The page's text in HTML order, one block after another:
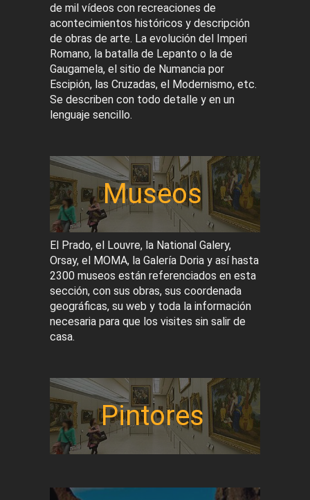
de mil vídeos con recreaciones de
acontecimientos históricos y descripción
de obras de arte. La evolución del Imperi
Romano, la batalla de Lepanto o la de
Gaugamela, el sitio de Numancia por
Escipión, las Cruzadas, el Modernismo, etc.
Se describen con todo detalle y en un
lenguaje sencillo.
Museos
El Prado, el Louvre, la National Galery,
Orsay, el MOMA, la Galería Doria y así hasta
2300 museos están referenciados en esta
sección, con sus obras, sus coordenada
geográficas, su web y toda la información
necesaria para que los visites sin salir de
casa.
Pintores